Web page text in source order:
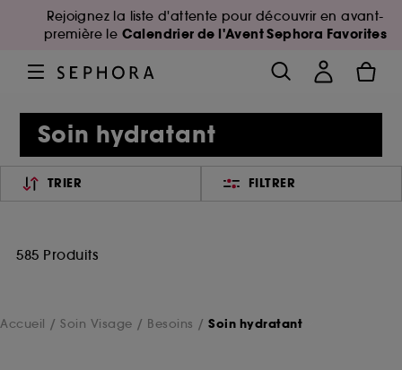
Rejoignez la liste d'attente pour découvrir en avant-
première le Calendrier de l'Avent Sephora Favorites
Soin hydratant
TRIER FILTRER
585 Produits
Accueil Soin Visage Besoins Soin hydratant